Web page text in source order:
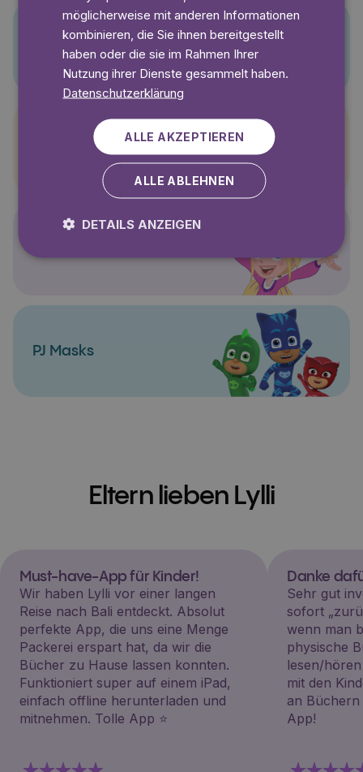
Pettersson und Findus
PJ Masks
Eltern lieben Lylli
Must-have-App für Kinder!
Wir haben Lylli vor einer langen
Reise nach Bali entdeckt. Absolut
perfekte App, die uns eine Menge
Packerei erspart hat, da wir die
Bücher zu Hause lassen konnten.
Funktioniert super auf einem iPad,
einfach offline herunterladen und
mitnehmen. Tolle App ⭐️
Danke
Sehr gut
sofort
wenn man
physische
lesen/
mit den
an Büchern
App!
möglicherweise mit anderen Informationen
kombinieren, die Sie ihnen bereitgestellt
haben oder die sie im Rahmen Ihrer
Nutzung ihrer Dienste gesammelt haben.
Datenschutzerklärung
ALLE AKZEPTIEREN
ALLE ABLEHNEN
DETAILS ANZEIGEN